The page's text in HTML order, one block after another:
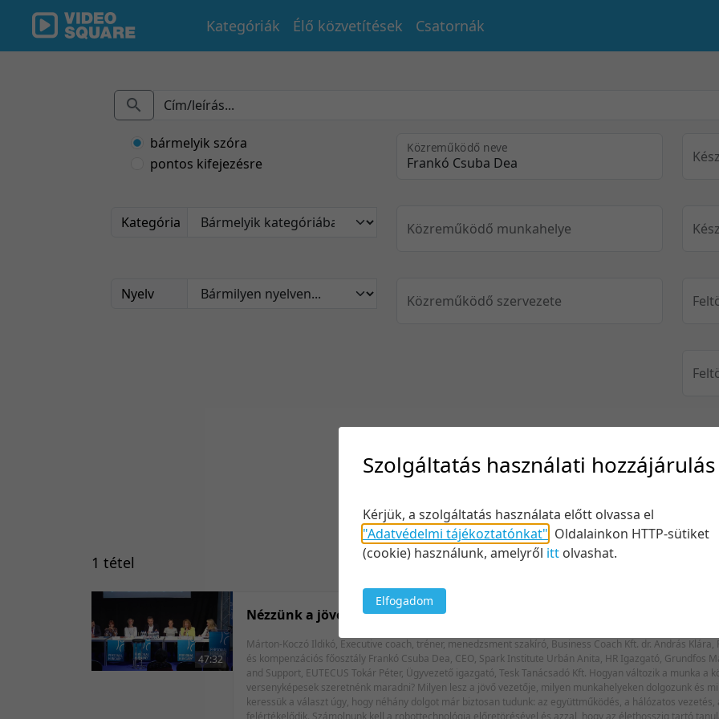
Kategóriák Élő közvetítések Csatornák
bármelyik szóra
pontos kifejezésre
Kategória
Nyelv
Közreműködő neve
Közreműködő munkahelye
Közreműködő szervezete
Keresés
1 tétel
10
20 tétel/
50 tétel/
100
47:32
Nézzünk a jövőbe! A munka világa 2025-ben
Márton-Koczó Ildikó, Executive coach, tréner, menedzsment szakíró, Business Coach Kft. dr. András Klára, Főosztályvezető, Egis Gyógyszergyár Zrt., HR fejlesztési
és kompenzációs főosztály Frankó Csuba Dea, CEO, Spark Institute Urbán Anita, HR Igazgató, Grundfos Magyarország Kft. Juhász István, Vice President of Sales
and Support, EUTECUS Tokár Péter, Ügyvezető igazgató, Tesk Tanácsadó Kft. Hogyan változik a munka a következő években és nekünk hogyan kell változnunk, ha
versenyképesek szeretnénk maradni? Milyen lesz a jövő vezetője, milyen munkahelyeken dolgozunk és
keressük a választ úgy, hogy néhány dolgot már biztosan tudunk: az együttműködés, a hálózatos
felértékelődik. Számolnunk kell a robottechnológia előretörésével és azzal, hogy az élethosszig tartó
Szolgáltatás használati hozzájárulás
Kérjük, a szolgáltatás használata előtt olvassa el
"Adatvédelmi tájékoztatónkat" Oldalainkon HTTP-sütiket
(cookie) használunk, amelyről itt olvashat.
Elfogadom